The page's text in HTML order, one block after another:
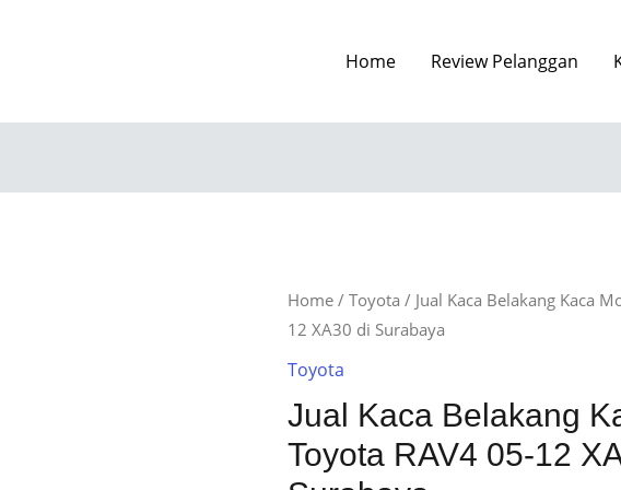
Home Review Pelanggan
Home /Toyota / Jual Kaca Belakang Kaca
12 XA30 di Surabaya
Toyota
Jual Kaca Belakang
Toyota RAV4 05-12